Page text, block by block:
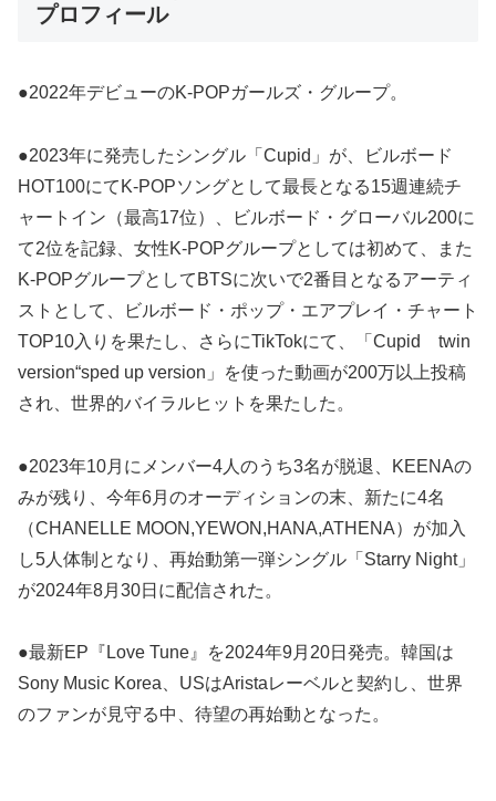
プロフィール
●2022年デビューのK-POPガールズ・グループ。
●2023年に発売したシングル「Cupid」が、ビルボード
HOT100にてK-POPソングとして最長となる15週連続チ
ャートイン（最高17位）、ビルボード・グローバル200に
て2位を記録、女性K-POPグループとしては初めて、また
K-POPグループとしてBTSに次いで2番目となるアーティ
ストとして、ビルボード・ポップ・エアプレイ・チャート
TOP10入りを果たし、さらにTikTokにて、「Cupid twin
version“sped up version」を使った動画が200万以上投稿
され、世界的バイラルヒットを果たした。
●2023年10月にメンバー4人のうち3名が脱退、KEENAの
みが残り、今年6月のオーディションの末、新たに4名
（CHANELLE MOON,YEWON,HANA,ATHENA）が加入
し5人体制となり、再始動第一弾シングル「Starry Night」
が2024年8月30日に配信された。
●最新EP『Love Tune』を2024年9月20日発売。韓国は
Sony Music Korea、USはAristaレーベルと契約し、世界
のファンが見守る中、待望の再始動となった。